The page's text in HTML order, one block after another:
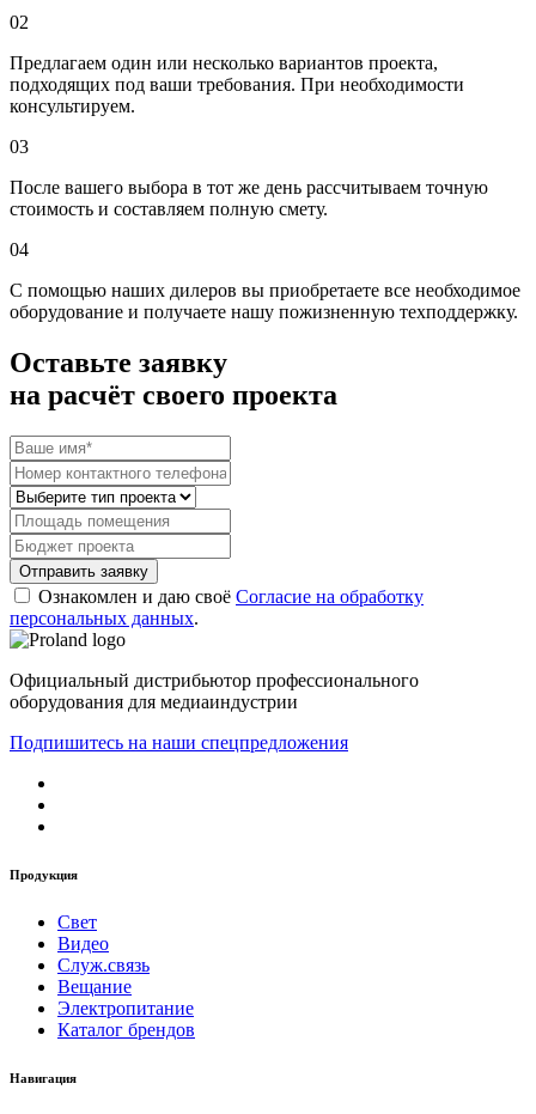
02
Предлагаем один или несколько вариантов проекта,
подходящих под ваши требования. При необходимости
консультируем.
03
После вашего выбора в тот же день рассчитываем точную
стоимость и составляем полную смету.
04
С помощью наших дилеров вы приобретаете все необходимое
оборудование и получаете нашу пожизненную техподдержку.
Оставьте заявку
на расчёт своего проекта
Ознакомлен и даю своё Согласие на обработку
персональных данных.
Официальный дистрибьютор профессионального
оборудования для медиаиндустрии
Подпишитесь на наши спецпредложения
Продукция
Свет
Видео
Служ.связь
Вещание
Электропитание
Каталог брендов
Навигация